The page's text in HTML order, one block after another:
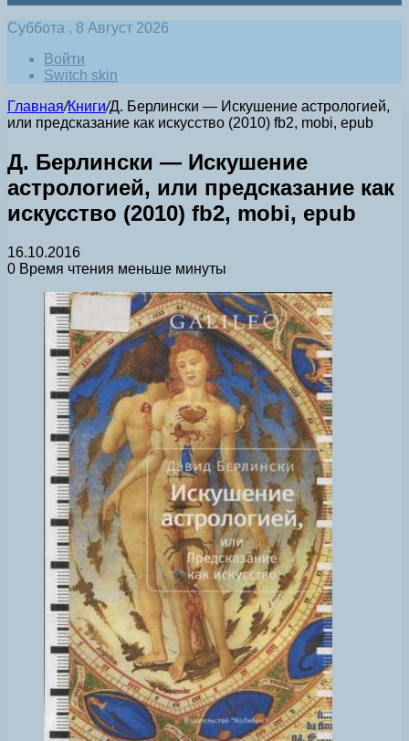
Суббота , 8 Август 2026
Войти
Switch skin
Главная/Книги/Д. Берлински — Искушение астрологией,
или предсказание как искусство (2010) fb2, mobi, epub
Д. Берлински — Искушение
астрологией, или предсказание как
искусство (2010) fb2, mobi, epub
16.10.2016
0 Время чтения меньше минуты